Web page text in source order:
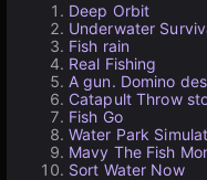
Deep Orbit
Underwater
Fish rain
Real Fishing
A gun. Domino
Catapult Throw
Fish Go
Water Park
Mavy The Fish
Sort Water Now